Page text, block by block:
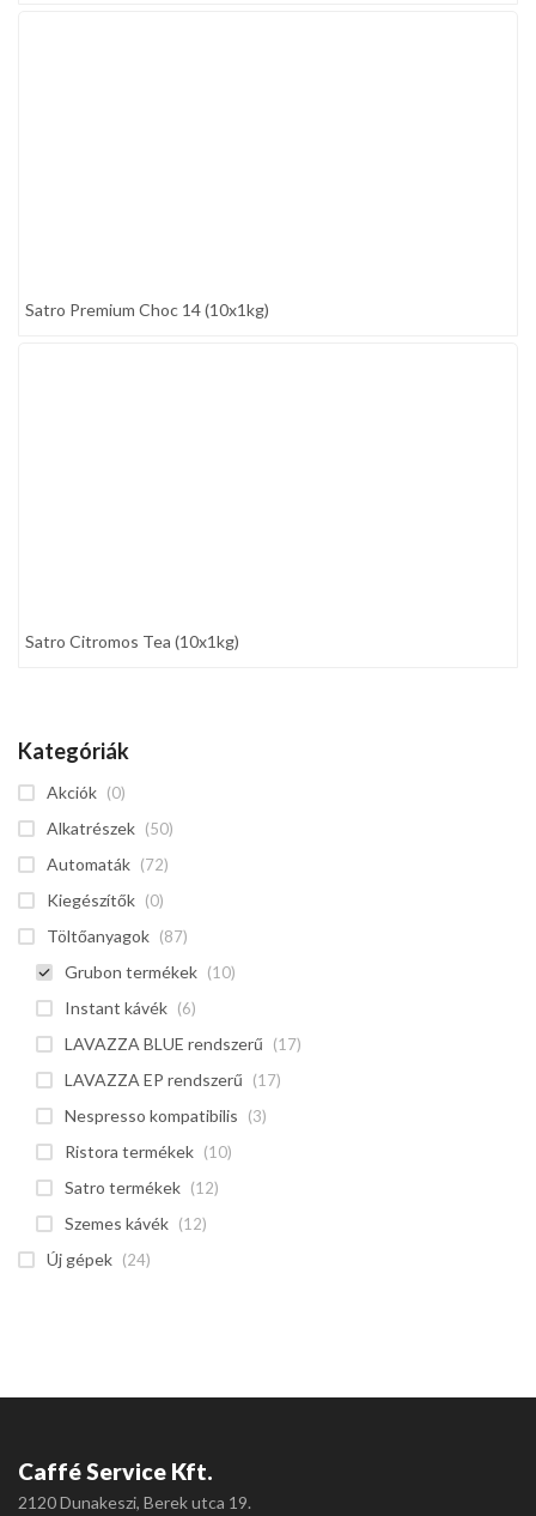
Satro Premium Choc 14 (10x1kg)
Satro Citromos Tea (10x1kg)
Kategóriák
Akciók (0)
Alkatrészek (50)
Automaták (72)
Kiegészítők (0)
Töltőanyagok (87)
Grubon termékek (10)
Instant kávék (6)
LAVAZZA BLUE rendszerű (17)
LAVAZZA EP rendszerű (17)
Nespresso kompatibilis (3)
Ristora termékek (10)
Satro termékek (12)
Szemes kávék (12)
Új gépek (24)
Caffé Service Kft.
2120 Dunakeszi, Berek utca 19.